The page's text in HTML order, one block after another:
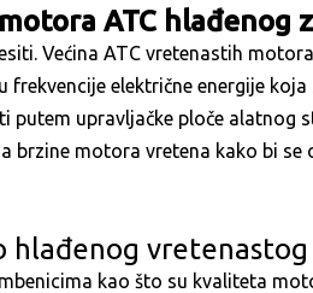
ATC hlađenog
Većina ATC vretenastih
frekvencije električne energije
putem upravljačke ploče alatnog
motora vretena kako bi se
hlađenog
kao što su kvaliteta